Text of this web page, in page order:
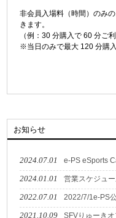
非会員入場料（時間）のみ
きます。
（例：30 分購入で 60 分ご利
※当日のみで最大 120 分購
お知らせ
2024.07.01 e-PS eSports
2024.01.01 営業スケジュ
2022.07.01 2022/7/1e-PS
2021.10.09 SFVりゅーき